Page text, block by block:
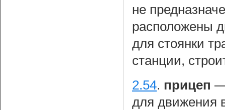
не
расположены
для стоянки
станции,
2.54. прицеп
для движения